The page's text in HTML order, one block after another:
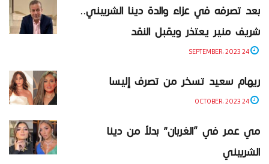
بعد تصرفه في عزاء والدة دينا الشربيني..
شريف منير يعتذر ويقبل النقد
ريهام سعيد تسخر من تصرف إليسا
مي عمر في “الغربان” بدلاً من دينا
الشربيني